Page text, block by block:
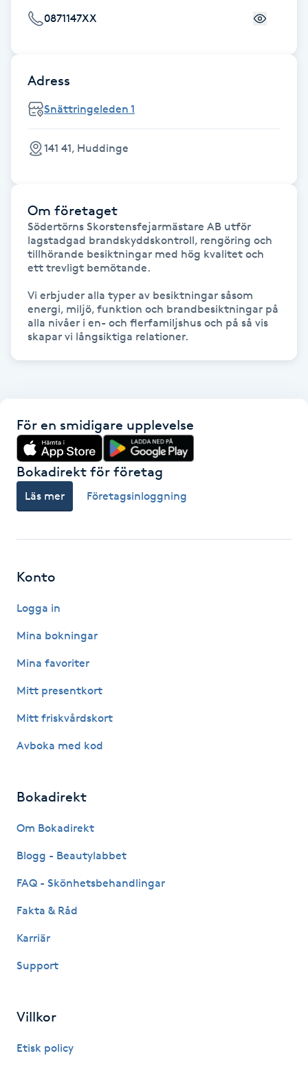
Fransförlängning Megavolym
Fransk manikyr
Frekvensterapi
Friskvård
Friskvårdsmassage
Frisör
Färgning
Föning
Gellack med förstärkning
Gravidyoga
Gua Sha-massage
Headspa
Herrklippning
0871147XX
Adress
Snättringeleden 1
141 41, Huddinge
Om företaget
Södertörns Skorstensfejarmästare AB utför
lagstadgad brandskyddskontroll, rengöring och
tillhörande besiktningar med hög kvalitet och
ett trevligt bemötande.
Vi erbjuder alla typer av besiktningar såsom
energi, miljö, funktion och brandbesiktningar på
alla nivåer i en- och flerfamiljshus och på så vis
skapar vi långsiktiga relationer.
För en smidigare upplevelse
Bokadirekt för företag
Läs mer Företagsinloggning
Konto
Logga in
Mina bokningar
Mina favoriter
Mitt presentkort
Mitt friskvårdskort
Avboka med kod
Bokadirekt
Om Bokadirekt
Blogg - Beautylabbet
FAQ - Skönhetsbehandlingar
Fakta & Råd
Karriär
Support
Villkor
Etisk policy